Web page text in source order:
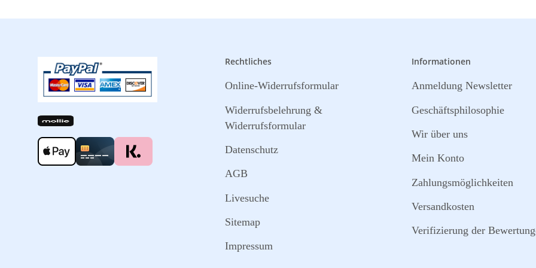
Rechtliches
Online-Widerrufsformular
Widerrufsbelehrung &
Widerrufsformular
Datenschutz
AGB
Livesuche
Sitemap
Impressum
Informationen
Anmeldung Newsletter
Geschäftsphilosophie
Wir über uns
Mein Konto
Zahlungsmöglichkeiten
Versandkosten
Verifizierung der